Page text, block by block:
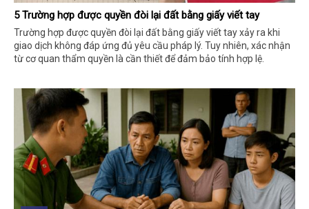
5 Trường hợp được quyền đòi lại đất bằng giấy viết tay
Trường hợp được quyền đòi lại đất bằng giấy viết tay xảy ra khi
giao dịch không đáp ứng đủ yêu cầu pháp lý. Tuy nhiên, xác nhận
từ cơ quan thẩm quyền là cần thiết để đảm bảo tính hợp lệ.